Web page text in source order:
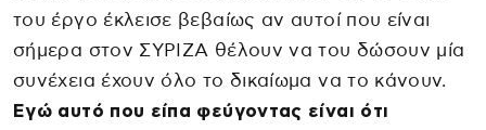
του έργο έκλεισε βεβαίως αν αυτοί που είναι
σήμερα στον ΣΥΡΙΖΑ θέλουν να του δώσουν μία
συνέχεια έχουν όλο το δικαίωμα να το κάνουν.
Εγώ αυτό που είπα φεύγοντας είναι ότι